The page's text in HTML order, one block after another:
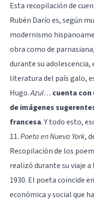
Esta recopilación de
Rubén Darío es, según
modernismo
obra como de
durante su adolescencia,
literatura del país galo,
Hugo.Azul… cuenta
de imágenes
francesa. Y todo esto,
11.Poeta en Nueva York,
Recopilación de los
realizó durante su viaje a
1930. El poeta coincide
económica y social que